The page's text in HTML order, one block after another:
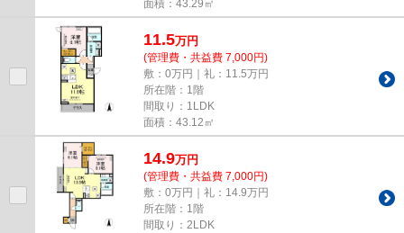
面積：43.29㎡
11.5万円
(管理費・共益費 7,000円)
敷：0万円｜礼：11.5万円
所在階：1階
間取り：1LDK
面積：43.12㎡
14.9万円
(管理費・共益費 7,000円)
敷：0万円｜礼：14.9万円
所在階：1階
間取り：2LDK